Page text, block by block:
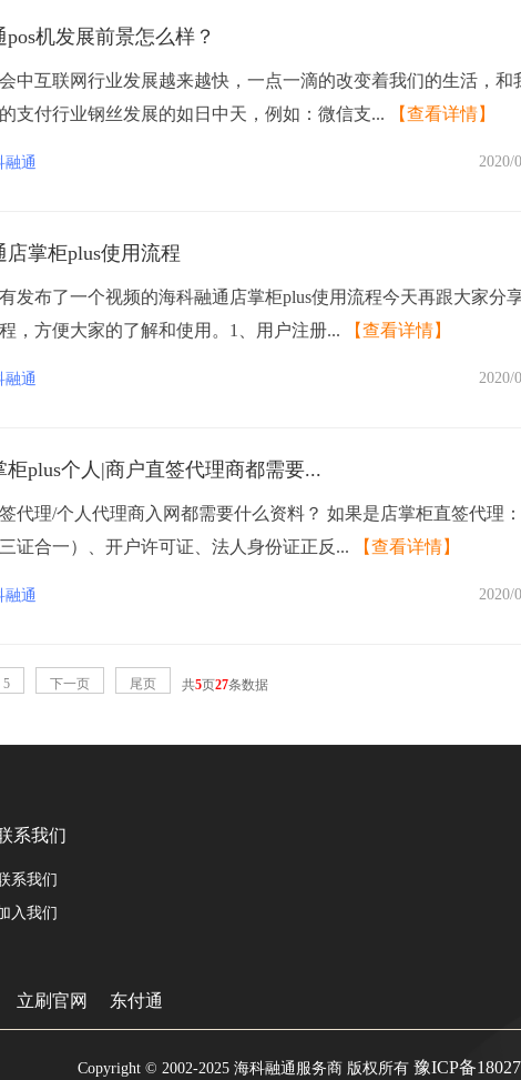
机发展前景怎么样？
中互联网行业发展越来越快，一点一滴的改变着我们的生活，和
支付行业钢丝发展的如日中天，例如：微信支...
【查看详情】
融通 2020/
店掌柜plus使用流程
发布了一个视频的海科融通店掌柜plus使用流程今天再跟大家分
，方便大家的了解和使用。1、用户注册...
【查看详情】
融通 2020/
柜plus个人|商户直签代理商都需要...
代理/个人代理商入网都需要什么资料？ 如果是店掌柜直签代理
证合一）、开户许可证、法人身份证正反...
【查看详情】
融通 2020/
5 下一页 尾页 共5页27条数据
系我们
系我们
入我们
立刷官网 东付通
Copyright © 2002-2025 海科融通服务商 版权所有 豫ICP备